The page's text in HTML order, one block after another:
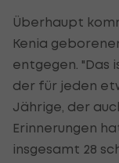
Überhaupt
Kenia
entgegen. "Das
der für jeden
Jährige, der
Erinnerungen
insgesamt 28